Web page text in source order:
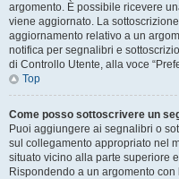
argomento. È possibile ricevere
viene aggiornato. La
aggiornamento relativo a un
notifica per segnalibri e
di Controllo Utente, alla voce
Top
Come posso sottoscrivere un
Puoi aggiungere ai segnalibri o
sul collegamento appropriato nel
situato vicino alla parte superiore
Rispondendo a un argomento